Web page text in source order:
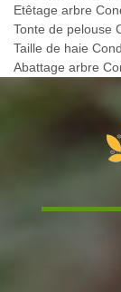
Etêtage arbre
Tonte de pelouse
Taille de haie
Abattage arbre